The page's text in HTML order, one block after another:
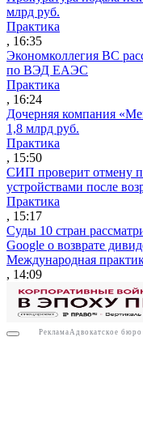
млрд руб.
Практика
, 16:35
Экономколлегия ВС
по ВЭД ЕАЭС
Практика
, 16:24
Дочерняя компания
1,8 млрд руб.
Практика
, 15:50
СИП проверит отмену
устройствами после
Практика
, 15:17
Суды 10 стран
Google о возврате
Международная
, 14:09
Реклама Адвокатское